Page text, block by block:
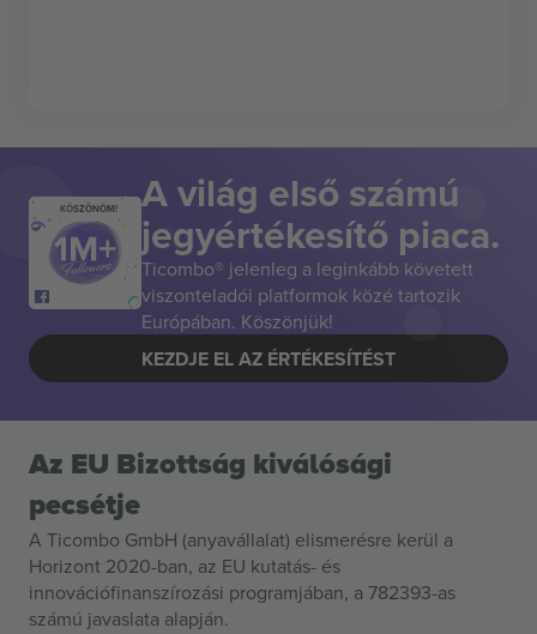
KÖSZÖNÖM! A világ első számú
jegyértékesítő piaca.
Ticombo® jelenleg a leginkább követett
viszonteladói platformok közé tartozik
Európában. Köszönjük!
KEZDJE EL AZ ÉRTÉKESÍTÉST
Az EU Bizottság kiválósági
pecsétje
A Ticombo GmbH (anyavállalat) elismerésre kerül a
Horizont 2020-ban, az EU kutatás- és
innovációfinanszírozási programjában, a 782393-as
számú javaslata alapján.